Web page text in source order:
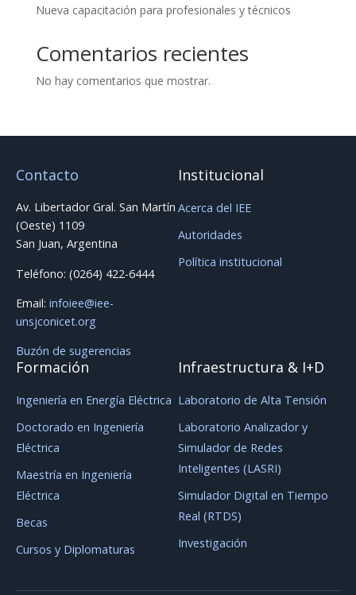
Nueva capacitación para profesionales y técnicos
Comentarios recientes
No hay comentarios que mostrar.
Contacto
Av. Libertador Gral. San Martín
(Oeste) 1109
San Juan, Argentina
Teléfono: (0264) 422-6444
Email: infoiee@iee-
unsjconicet.org
Buzón de sugerencias
Institucional
Acerca del IEE
Autoridades
Política institucional
Formación
Ingeniería en Energía Eléctrica
Doctorado en Ingeniería
Eléctrica
Maestría en Ingeniería
Eléctrica
Becas
Cursos y Diplomaturas
Infraestructura & I+D
Laboratorio de Alta Tensión
Laboratorio Analizador y
Simulador de Redes
Inteligentes (LASRI)
Simulador Digital en Tiempo
Real (RTDS)
Investigación